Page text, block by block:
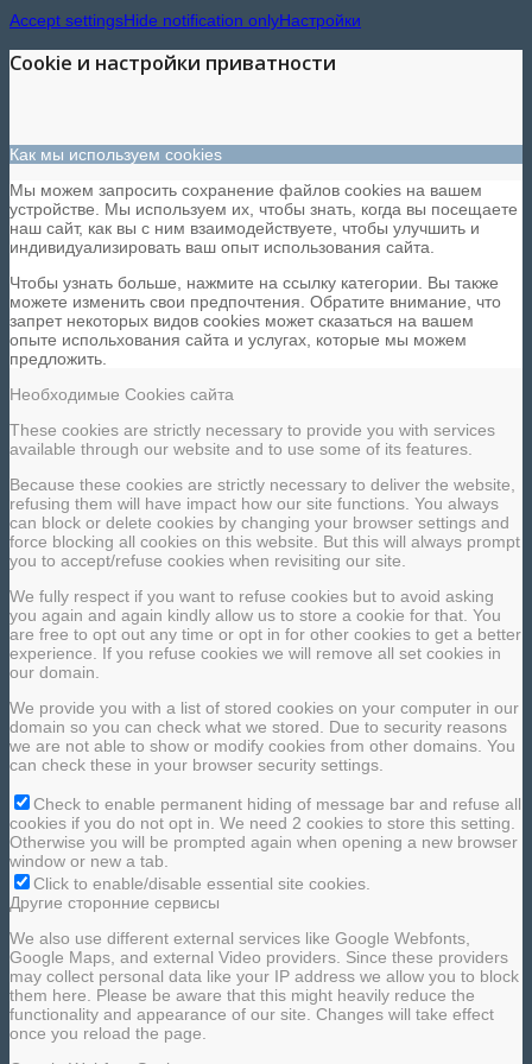
Accept settingsHide notification onlyНастройки
Cookie и настройки приватности
Как мы используем cookies
Мы можем запросить сохранение файлов cookies на вашем
устройстве. Мы используем их, чтобы знать, когда вы посещаете
наш сайт, как вы с ним взаимодействуете, чтобы улучшить и
индивидуализировать ваш опыт использования сайта.
Чтобы узнать больше, нажмите на ссылку категории. Вы также
можете изменить свои предпочтения. Обратите внимание, что
запрет некоторых видов cookies может сказаться на вашем
опыте испольхования сайта и услугах, которые мы можем
предложить.
Необходимые Cookies сайта
These cookies are strictly necessary to provide you with services
available through our website and to use some of its features.
Because these cookies are strictly necessary to deliver the website,
refusing them will have impact how our site functions. You always
can block or delete cookies by changing your browser settings and
force blocking all cookies on this website. But this will always prompt
you to accept/refuse cookies when revisiting our site.
We fully respect if you want to refuse cookies but to avoid asking
you again and again kindly allow us to store a cookie for that. You
are free to opt out any time or opt in for other cookies to get a better
experience. If you refuse cookies we will remove all set cookies in
our domain.
We provide you with a list of stored cookies on your computer in our
domain so you can check what we stored. Due to security reasons
we are not able to show or modify cookies from other domains. You
can check these in your browser security settings.
Check to enable permanent hiding of message bar and refuse all
cookies if you do not opt in. We need 2 cookies to store this setting.
Otherwise you will be prompted again when opening a new browser
window or new a tab.
Click to enable/disable essential site cookies.
Другие сторонние сервисы
We also use different external services like Google Webfonts,
Google Maps, and external Video providers. Since these providers
may collect personal data like your IP address we allow you to block
them here. Please be aware that this might heavily reduce the
functionality and appearance of our site. Changes will take effect
once you reload the page.